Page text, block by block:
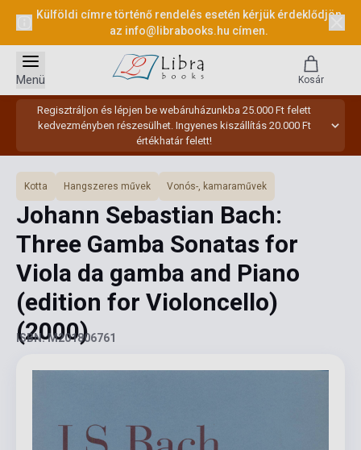
Külföldi címre történő rendelés esetén kérjük érdeklődjön
az info@librabooks.hu címen.
Regisztráljon és lépjen be webáruházunkba 25.000 Ft felett
kedvezményben részesülhet. Ingyenes kiszállítás 20.000 Ft
értékhatár felett!
Menü Kosár
Kotta Hangszeres művek Vonós-, kamaraművek
Johann Sebastian Bach:
Three Gamba Sonatas for
Viola da gamba and Piano
(edition for Violoncello)
(2000)
ISBN: M201806761